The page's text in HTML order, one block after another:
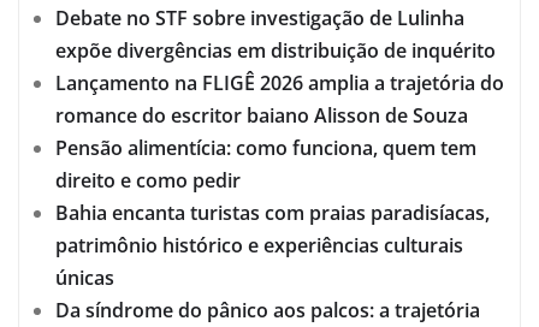
Debate no STF sobre investigação de Lulinha
expõe divergências em distribuição de inquérito
Lançamento na FLIGÊ 2026 amplia a trajetória do
romance do escritor baiano Alisson de Souza
Pensão alimentícia: como funciona, quem tem
direito e como pedir
Bahia encanta turistas com praias paradisíacas,
patrimônio histórico e experiências culturais
únicas
Da síndrome do pânico aos palcos: a trajetória